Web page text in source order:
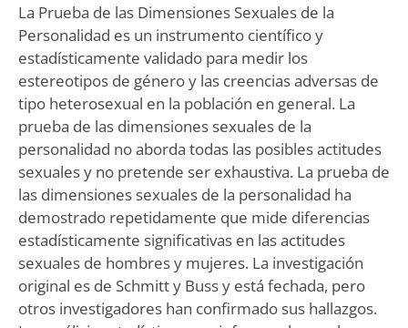
La Prueba de las Dimensiones Sexuales de la
Personalidad es un instrumento científico y
estadísticamente validado para medir los
estereotipos de género y las creencias adversas de
tipo heterosexual en la población en general. La
prueba de las dimensiones sexuales de la
personalidad no aborda todas las posibles actitudes
sexuales y no pretende ser exhaustiva. La prueba de
las dimensiones sexuales de la personalidad ha
demostrado repetidamente que mide diferencias
estadísticamente significativas en las actitudes
sexuales de hombres y mujeres. La investigación
original es de Schmitt y Buss y está fechada, pero
otros investigadores han confirmado sus hallazgos.